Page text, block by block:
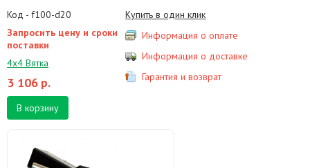
Код - f100-d20
Запросить цену и сроки
поставки
4х4 Вятка
3 106 р.
В корзину
Купить в один клик
Информация о оплате
Информация о доставке
Гарантия и возврат